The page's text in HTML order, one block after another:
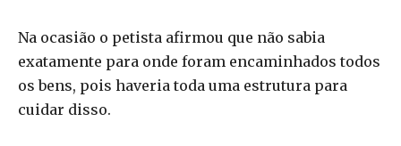
Na ocasião o petista afirmou que não sabia
exatamente para onde foram encaminhados todos
os bens, pois haveria toda uma estrutura para
cuidar disso.